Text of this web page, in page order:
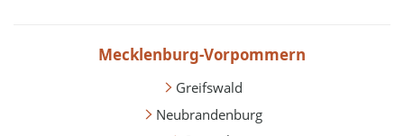
Mecklenburg-Vorpommern
Greifswald
Neubrandenburg